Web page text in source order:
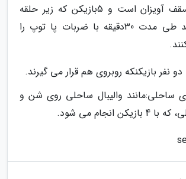
ای که از سقف آویزان است و 5بازیکن که زیر حلقه
هستند باید طی مدت 30دقیقه با ضربات پا توپ را
دو نفر بازیکنکه روبروی هم قرار می گیرند.
ساحلی:مانند والیبال ساحلی روی شن و
انجام می شود.